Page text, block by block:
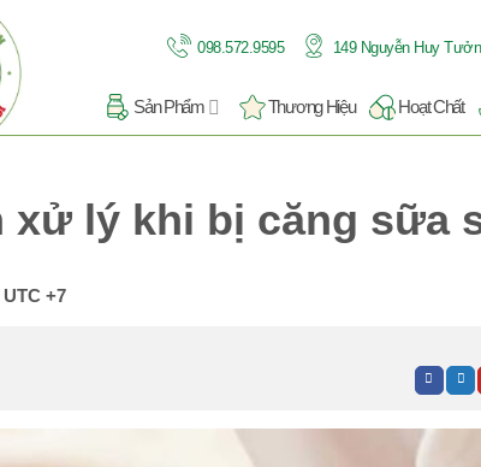
098.572.9595 149 Nguyễn Huy
Sản Phẩm Thương Hiệu Hoạt Chất
xử lý khi bị căng sữa
UTC +7